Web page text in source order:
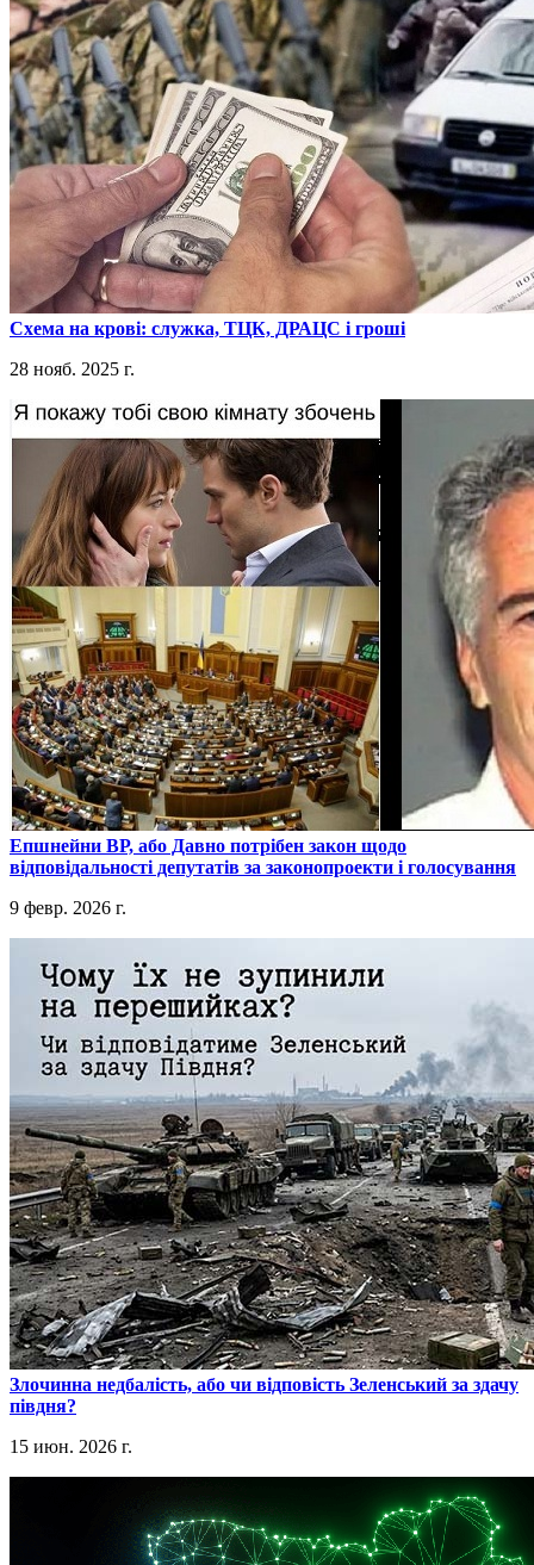
​Схема на крові: служка, ТЦК, ДРАЦС і гроші
28 нояб. 2025 г.
​Епшнейни ВР, або Давно потрібен закон щодо
відповідальності депутатів за законопроекти і голосування
9 февр. 2026 г.
​Злочинна недбалість, або чи відповість Зеленський за здачу
півдня?
15 июн. 2026 г.